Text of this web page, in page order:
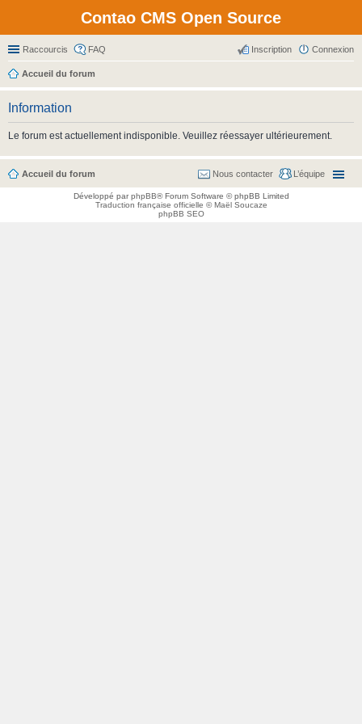
Contao CMS Open Source
Raccourcis FAQ Connexion
Inscription
Accueil du forum
Information
Le forum est actuellement indisponible. Veuillez réessayer ultérieurement.
Accueil du forum L’équipe
Nous contacter
Développé parphpBB® Forum Software © phpBB Limited
Traduction française officielle ©Maël Soucaze
phpBB SEO